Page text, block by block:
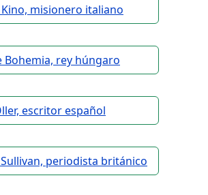
misionero italiano
Bohemia, rey húngaro
escritor español
periodista británico